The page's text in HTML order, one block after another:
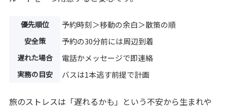
優先順位 予約時刻＞移動の余白＞散策の順
安全策 予約の30分前には周辺到着
遅れた場合 電話かメッセージで即連絡
実務の目安 バスは1本逃す前提で計画
旅のストレスは「遅れるかも」という不安から生まれや